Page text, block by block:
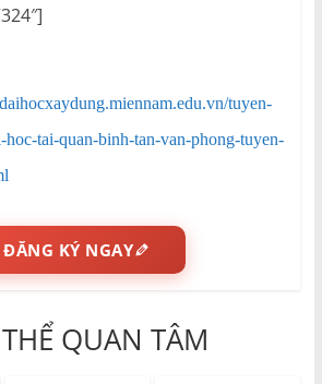
tuyen-
tai-quan-binh-tan-van-phong-tuyen-
ĐĂNG KÝ NGAY
QUAN TÂM